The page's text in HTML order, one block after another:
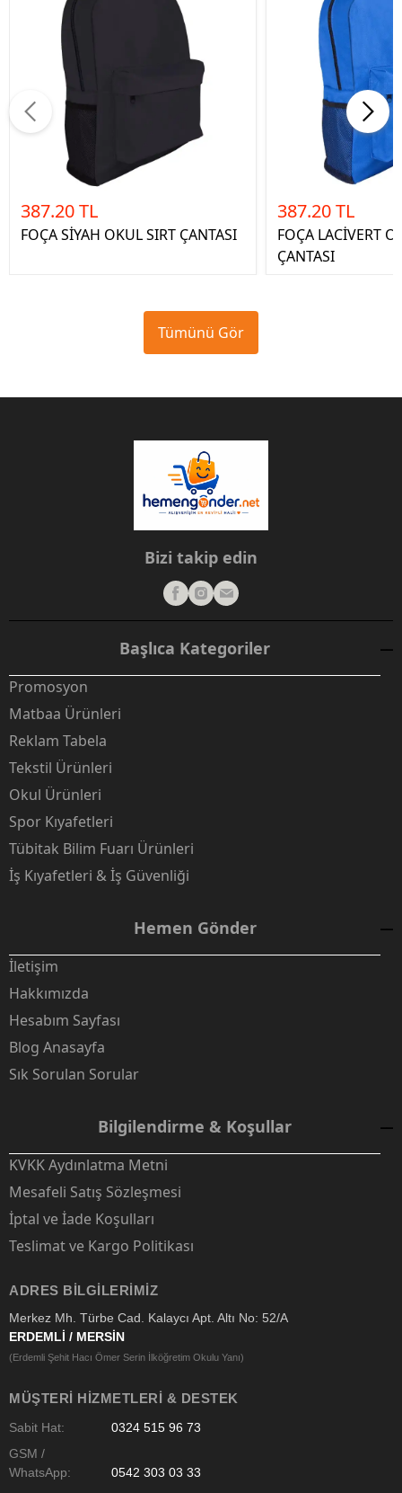
387.20 TL
FOÇA SİYAH OKUL SIRT ÇANTASI
387.20 TL
FOÇA LACİVERT
ÇANTASI
Tümünü Gör
Bizi takip edin
Başlıca Kategoriler
Promosyon
Matbaa Ürünleri
Reklam Tabela
Tekstil Ürünleri
Okul Ürünleri
Spor Kıyafetleri
Tübitak Bilim Fuarı Ürünleri
İş Kıyafetleri & İş Güvenliği
Hemen Gönder
İletişim
Hakkımızda
Hesabım Sayfası
Blog Anasayfa
Sık Sorulan Sorular
Bilgilendirme & Koşullar
KVKK Aydınlatma Metni
Mesafeli Satış Sözleşmesi
İptal ve İade Koşulları
Teslimat ve Kargo Politikası
ADRES BILGILERIMIZ
Merkez Mh. Türbe Cad. Kalaycı Apt. Altı No: 52/A
ERDEMLİ / MERSİN
(Erdemli Şehit Hacı Ömer Serin İlköğretim Okulu Yanı)
MÜŞTERI HIZMETLERI & DESTEK
Sabit Hat:
0324 515 96 73
GSM /
WhatsApp:
0542 303 03 33